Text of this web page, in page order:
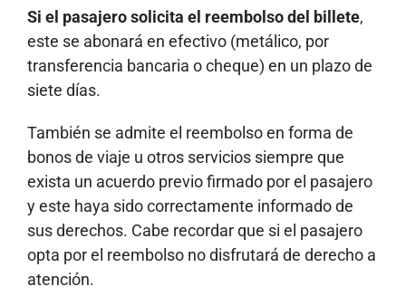
Si el pasajero solicita el reembolso del billete,
este se abonará en efectivo (metálico, por
transferencia bancaria o cheque) en un plazo de
siete días.
También se admite el reembolso en forma de
bonos de viaje u otros servicios siempre que
exista un acuerdo previo firmado por el pasajero
y este haya sido correctamente informado de
sus derechos. Cabe recordar que si el pasajero
opta por el reembolso no disfrutará de derecho a
atención.